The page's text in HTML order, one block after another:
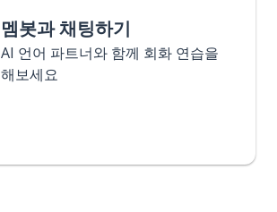
멤봇과 채팅하기
AI 언어 파트너와 함께 회화 연습을
해보세요